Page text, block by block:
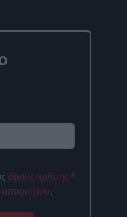
όρους χρήσης
απορρήτου.
*